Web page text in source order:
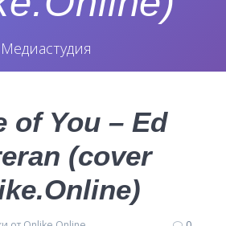
Медиастудия
of You – Ed
(cover